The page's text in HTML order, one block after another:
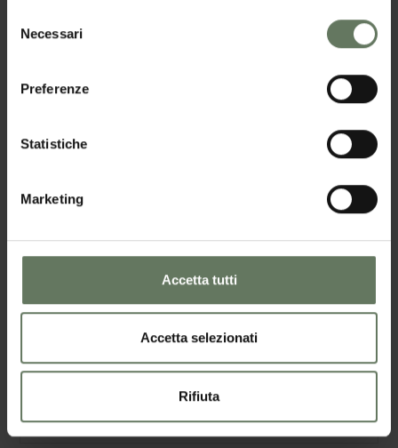
delNecessari
Preferenze
Statistiche
Marketing
Accetta tutti
Accetta selezionati
Rifiuta
verdure Viene ottenuto a freddo, non filtrato per mantenere [...]